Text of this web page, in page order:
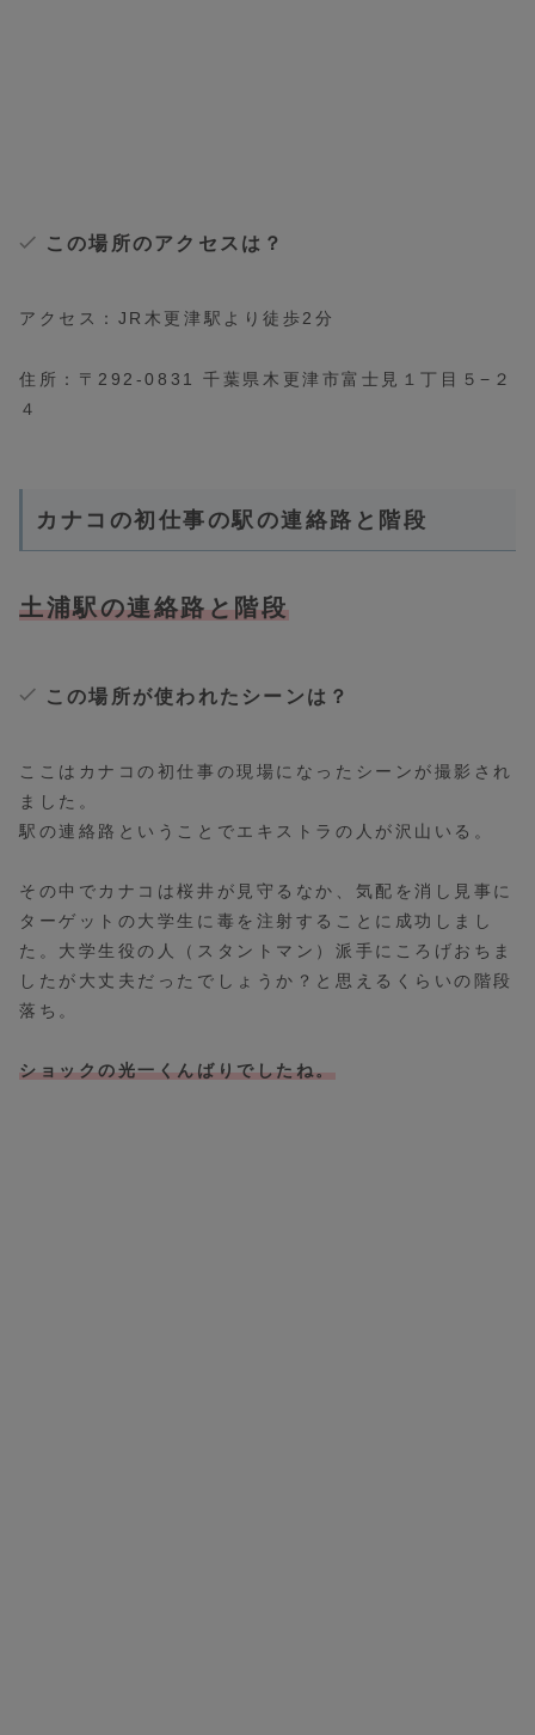
この場所のアクセスは？
アクセス：JR木更津駅より徒歩2分
住所：〒292-0831 千葉県木更津市富士見１丁目５−２
４
カナコの初仕事の駅の連絡路と階段
土浦駅の連絡路と階段
この場所が使われたシーンは？
ここはカナコの初仕事の現場になったシーンが撮影され
ました。
駅の連絡路ということでエキストラの人が沢山いる。
その中でカナコは桜井が見守るなか、気配を消し見事に
ターゲットの大学生に毒を注射することに成功しまし
た。大学生役の人（スタントマン）派手にころげおちま
したが大丈夫だったでしょうか？と思えるくらいの階段
落ち。
ショックの光一くんばりでしたね。